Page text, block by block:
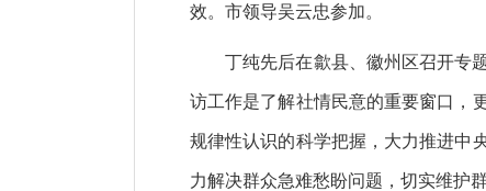
效。市领导吴云忠参加。
丁纯先后在歙县、徽州区召开专
访工作是了解社情民意的重要窗口，
规律性认识的科学把握，大力推进中
力解决群众急难愁盼问题，切实维护